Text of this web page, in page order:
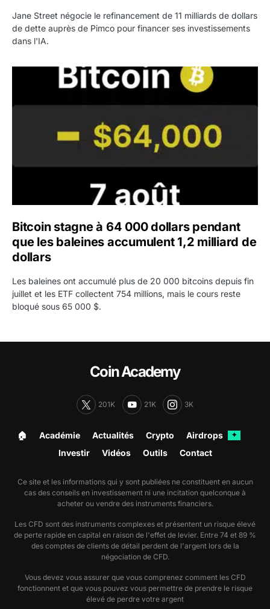
Jane Street négocie le refinancement de 11 milliards de dollars
de dette auprès de Pimco pour financer ses investissements
dans l'IA.
Bitcoin stagne à 64 000 dollars pendant que les
Bitcoin stagne à 64 000 dollars pendant
que les baleines accumulent 1,2 milliard de
dollars
Les baleines ont accumulé plus de 20 000 bitcoins depuis fin
juillet et les ETF collectent 754 millions, mais le cours reste
bloqué sous 65 000 $.
Coin Academy
201K 21K 3K
🏠︎ Académie Actualités Crypto Airdrops ✦
Investir Vidéos Outils Contact
Ce site et les informations qui y sont publiées ne constituent en aucun
cas des conseils en investissement ni une incitation quelconque à
acheter ou vendre des instruments financiers.
Les CFD sont des instruments complexes et présentent un risque élevé
de perte rapide en capital en raison de l'effet de levier. Entre 74 et 89 %
des comptes de clients de détail perdent de l'argent lors de la
négociation de CFD.
Vous devez vous assurer que vous comprenez comment les CFD
fonctionnent et que vous pouvez vous permettre de prendre le risque
élevé de perdre votre argent